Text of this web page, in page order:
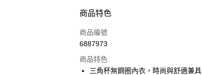
付款方式
信用卡一次付款
3 期 0 利率 每期 NT$1,193
商品特色
商品編號
6887973
商品特色
三角杯無鋼圈內衣，時尚與舒適兼具